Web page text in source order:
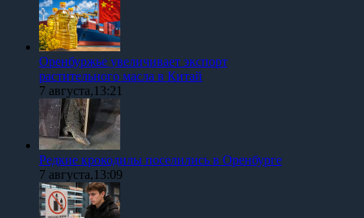
Оренбуржье увеличивает экспорт
растительного масла в Китай
7 августа,13:21
Редкие крокодилы поселились в Оренбурге
7 августа,13:09